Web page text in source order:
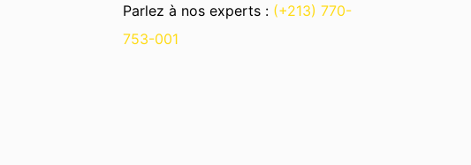
Parlez à nos experts : (+213) 770-
753-001